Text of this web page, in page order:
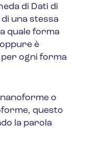
di Dati di
una stessa
quale forma
è
per ogni forma
o
questo
la parola